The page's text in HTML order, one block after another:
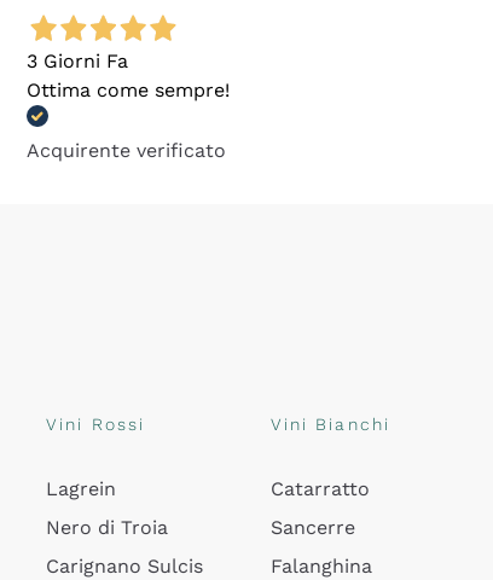
3 Giorni Fa
Ottima come sempre!
Acquirente verificato
Vini Rossi
Lagrein
Nero di Troia
Carignano Sulcis
Vini Bianchi
Catarratto
Sancerre
Falanghina